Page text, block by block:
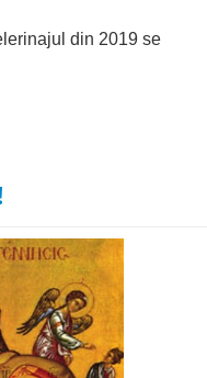
din 2019 se